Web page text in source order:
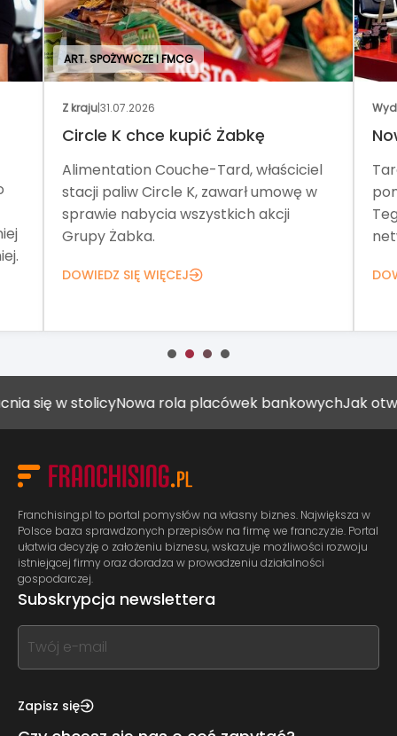
ART. SPOŻYWCZE I FMCG
Z kraju|31.07.2026
Circle K chce kupić Żabkę
Alimentation Couche-Tard, właściciel
stacji paliw Circle K, zawarł umowę w
sprawie nabycia wszystkich akcji
Grupy Żabka.
DOWIEDZ SIĘ WIĘCEJ
w stolicyNowa rola placówek bankowychJak
Franchising.pl to portal pomysłów na własny biznes. Największa w
Polsce baza sprawdzonych przepisów na firmę we franczyzie. Portal
ułatwia decyzję o założeniu biznesu, wskazuje możliwości rozwoju
istniejącej firmy oraz doradza w prowadzeniu działalności
gospodarczej.
Subskrypcja newslettera
If
you
this,
Zapisz się